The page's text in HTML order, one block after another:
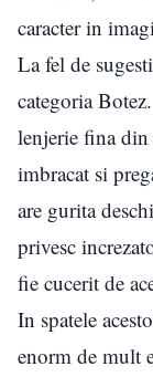
caracter in
La fel de
categoria
lenjerie fina din
imbracat si
are gurita
privesc
fie cucerit de
In spatele
enorm de mult